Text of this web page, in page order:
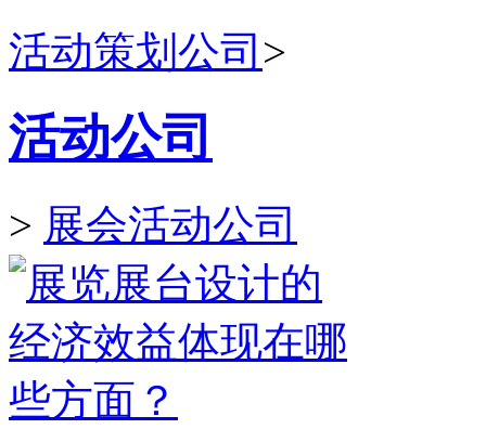
活动策划公司 >
活动公司
> 展会活动公司